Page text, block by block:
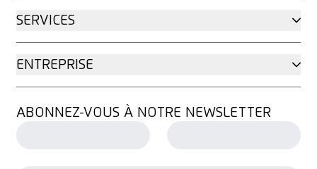
SERVICES
ENTREPRISE
ABONNEZ-VOUS À NOTRE NEWSLETTER